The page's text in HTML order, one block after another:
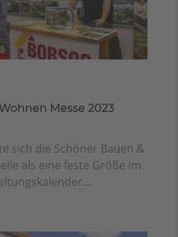
Messe 2023
sich die Schöner Bauen &
als eine feste Größe im